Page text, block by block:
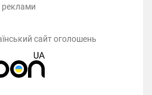
реклами
сайт оголошень